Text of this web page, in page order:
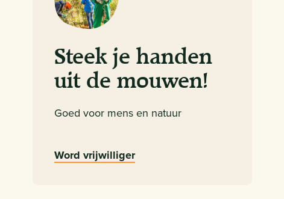
Steek je handen
uit de mouwen!
Goed voor mens en natuur
Word vrijwilliger